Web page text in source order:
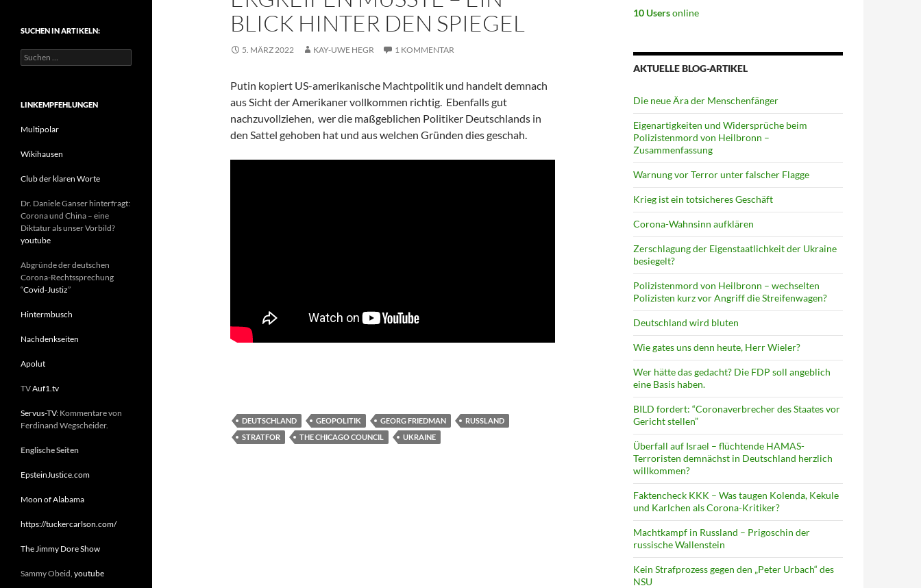
BLICK HINTER DEN SPIEGEL
5. MÄRZ 2022 KAY-UWE HEGR 1 KOMMENTAR
Putin kopiert US-amerikanische Machtpolitik und handelt demnach
aus Sicht der Amerikaner vollkommen richtig. Ebenfalls gut
nachzuvollziehen, wer die maßgeblichen Politiker Deutschlands in
den Sattel gehoben hat und aus welchen Gründen dies geschah.
DEUTSCHLAND GEOPOLITIK GEORG FRIEDMAN
RUSSLAND
STRATFOR
THE CHICAGO COUNCIL UKRAINE
10 Usersonline
AKTUELLE BLOG-ARTIKEL
Die neue Ära der Menschenfänger
Eigenartigkeiten und Widersprüche beim
Polizistenmord von Heilbronn –
Zusammenfassung
Warnung vor Terror unter falscher Flagge
Krieg ist ein totsicheres Geschäft
Corona-Wahnsinn aufklären
Zerschlagung der Eigenstaatlichkeit der Ukraine
besiegelt?
Polizistenmord von Heilbronn – wechselten
Polizisten kurz vor Angriff die Streifenwagen?
Deutschland wird bluten
Wie gates uns denn heute, Herr Wieler?
Wer hätte das gedacht? Die FDP soll angeblich
eine Basis haben.
BILD fordert: “Coronaverbrecher des Staates vor
Gericht stellen”
Überfall auf Israel – flüchtende HAMAS-
Terroristen demnächst in Deutschland herzlich
willkommen?
Faktencheck KKK – Was taugen Kolenda, Kekule
und Karlchen als Corona-Kritiker?
Machtkampf in Russland – Prigoschin der
russische Wallenstein
Kein Strafprozess gegen den „Peter Urbach“ des
NSU
g
SUCHEN IN ARTIKELN:
S
u
e
n
c
:
LINKEMPFEHLUNGEN
Multipolar
Wikihausen
Club der klaren Worte
Dr. Daniele Ganser hinterfragt:
Corona und China – eine
Diktatur als unser Vorbild?
youtube
Abgründe der deutschen
Corona-Rechtssprechung
“Covid-Justiz”
Hintermbusch
Nachdenkseiten
Apolut
TVAuf1.tv
Servus-TV: Kommentare von
Ferdinand Wegscheider.
Englische Seiten
EpsteinJustice.com
Moon of Alabama
https://tuckercarlson.com/
The Jimmy Dore Show
Sammy Obeid, youtube